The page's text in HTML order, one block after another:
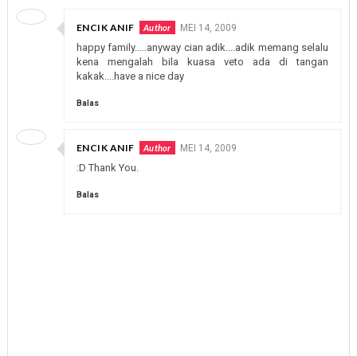
ENCIK ANIF MEI 14, 2009
happy family.....anyway cian adik....adik memang selalu
kena mengalah bila kuasa veto ada di tangan
kakak....have a nice day
Balas
ENCIK ANIF MEI 14, 2009
:D Thank You.
Balas